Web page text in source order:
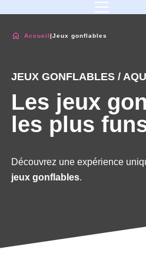
Accueil|Jeux gonflables
JEUX GONFLABLES /
Les jeux
les plus
Découvrez une expérience
jeuxgonflables.